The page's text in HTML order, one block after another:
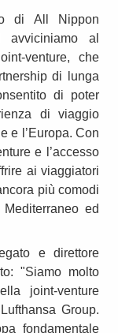
di All Nippon
al
venture, che
di lunga
di poter
di viaggio
e l’Europa. Con
e l’accesso
ai viaggiatori
più comodi
ed
e direttore
"Siamo molto
joint-venture
Group.
fondamentale